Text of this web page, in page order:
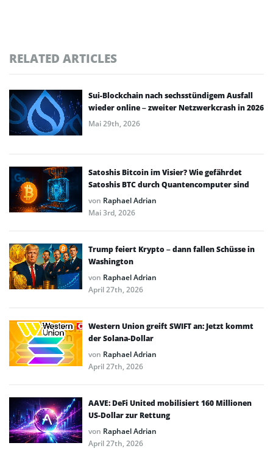
RELATED ARTICLES
Sui-Blockchain nach sechsstündigem Ausfall
wieder online – zweiter Netzwerkcrash in 2026
Mai 29th, 2026
Satoshis Bitcoin im Visier? Wie gefährdet
Satoshis BTC durch Quantencomputer sind
von Raphael Adrian
Mai 3rd, 2026
Trump feiert Krypto – dann fallen Schüsse in
Washington
von Raphael Adrian
April 27th, 2026
Western Union greift SWIFT an: Jetzt kommt
der Solana-Dollar
von Raphael Adrian
April 27th, 2026
AAVE: DeFi United mobilisiert 160 Millionen
US-Dollar zur Rettung
von Raphael Adrian
April 27th, 2026